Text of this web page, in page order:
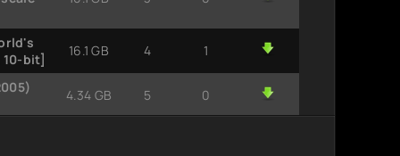
10-bit]
16.1 GB 4 1
4.34 GB 5 0